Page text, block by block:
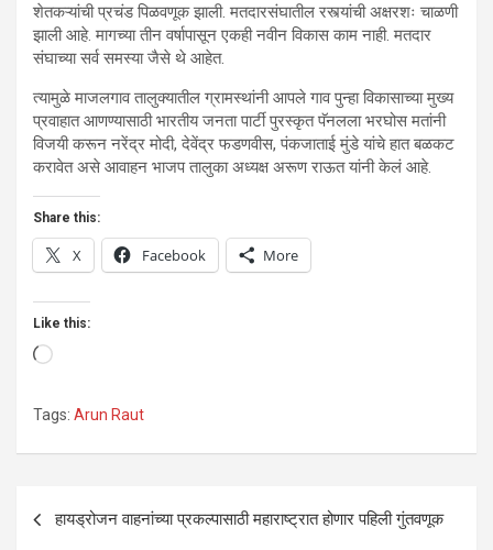
शेतकऱ्यांची प्रचंड पिळवणूक झाली. मतदारसंघातील रस्त्यांची अक्षरशः चाळणी
झाली आहे. मागच्या तीन वर्षापासून एकही नवीन विकास काम नाही. मतदार
संघाच्या सर्व समस्या जैसे थे आहेत.
त्यामुळे माजलगाव तालुक्यातील ग्रामस्थांनी आपले गाव पुन्हा विकासाच्या मुख्य
प्रवाहात आणण्यासाठी भारतीय जनता पार्टी पुरस्कृत पॅनलला भरघोस मतांनी
विजयी करून नरेंद्र मोदी, देवेंद्र फडणवीस, पंकजाताई मुंडे यांचे हात बळकट
करावेत असे आवाहन भाजप तालुका अध्यक्ष अरूण राऊत यांनी केलं आहे.
Share this:
X Facebook More
Like this:
Loading…
Tags: Arun Raut
navigation
हायड्रोजन वाहनांच्या प्रकल्पासाठी महाराष्ट्रात होणार पहिली गुंतवणूक